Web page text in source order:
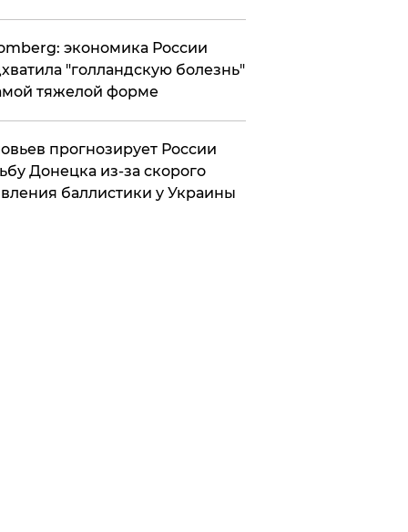
экономика России
"голландскую болезнь"
тяжелой форме
прогнозирует России
Донецка из-за скорого
баллистики у Украины